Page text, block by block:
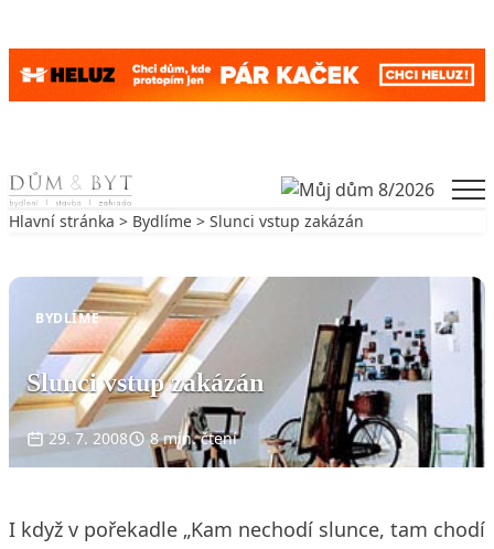
Skip to content
Hlavní stránka > Bydlíme > Slunci vstup zakázán
BYDLÍME
Slunci vstup zakázán
29. 7. 2008 8 min. čtení
I když v pořekadle „Kam nechodí slunce, tam chodí